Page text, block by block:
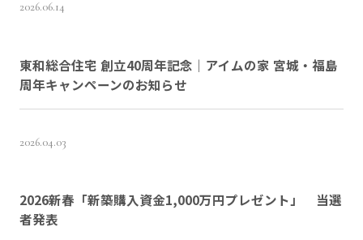
2026.06.14
東和総合住宅 創立40周年記念｜アイムの家 宮城・福島
周年キャンペーンのお知らせ
2026.04.03
2026新春「新築購入資金1,000万円プレゼント」 当選
者発表